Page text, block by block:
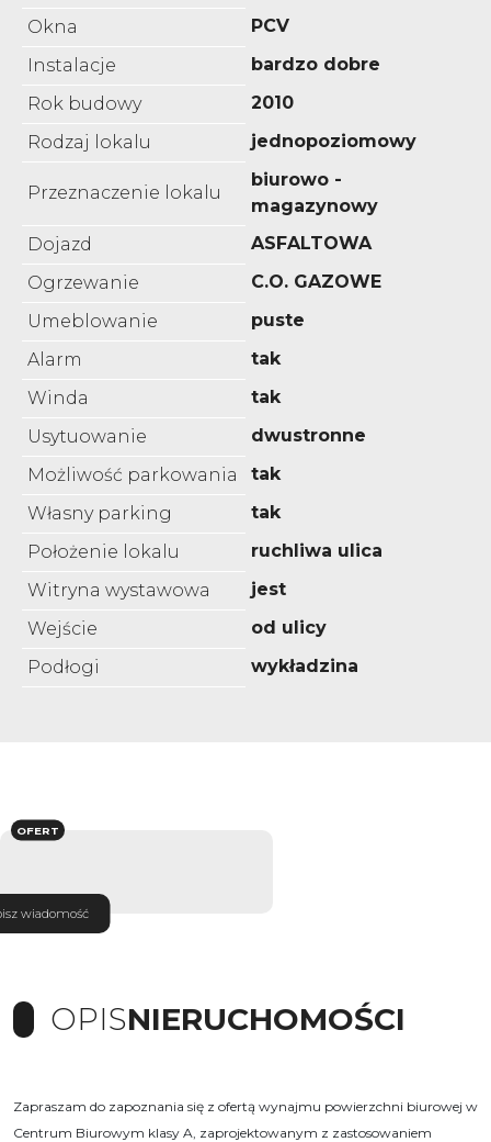
Okna
PCV
Instalacje
bardzo dobre
Rok budowy
2010
Rodzaj lokalu
jednopoziomowy
Przeznaczenie lokalu
biurowo -
magazynowy
Dojazd
ASFALTOWA
Ogrzewanie
C.O. GAZOWE
Umeblowanie
puste
Alarm
tak
Winda
tak
Usytuowanie
dwustronne
Możliwość parkowania
tak
Własny parking
tak
Położenie lokalu
ruchliwa ulica
Witryna wystawowa
jest
Wejście
od ulicy
Podłogi
wykładzina
wiadomość
OFERT
OPISNIERUCHOMOŚCI
Zapraszam do zapoznania się z ofertą wynajmu powierzchni biurowej w
Centrum Biurowym klasy A, zaprojektowanym z zastosowaniem